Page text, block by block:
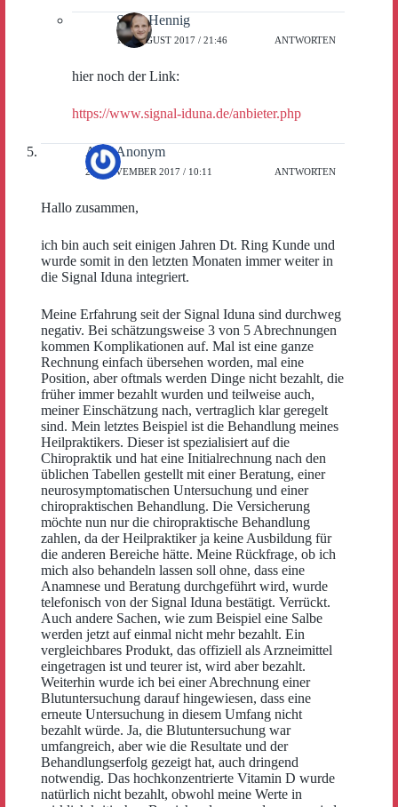
Sven Hennig
18. AUGUST 2017 / 21:46 ANTWORTEN
hier noch der Link:
https://www.signal-iduna.de/anbieter.php
Alex Anonym
23. NOVEMBER 2017 / 10:11 ANTWORTEN
Hallo zusammen,
ich bin auch seit einigen Jahren Dt. Ring Kunde und
wurde somit in den letzten Monaten immer weiter in
die Signal Iduna integriert.
Meine Erfahrung seit der Signal Iduna sind durchweg
negativ. Bei schätzungsweise 3 von 5 Abrechnungen
kommen Komplikationen auf. Mal ist eine ganze
Rechnung einfach übersehen worden, mal eine
Position, aber oftmals werden Dinge nicht bezahlt, die
früher immer bezahlt wurden und teilweise auch,
meiner Einschätzung nach, vertraglich klar geregelt
sind. Mein letztes Beispiel ist die Behandlung meines
Heilpraktikers. Dieser ist spezialisiert auf die
Chiropraktik und hat eine Initialrechnung nach den
üblichen Tabellen gestellt mit einer Beratung, einer
neurosymptomatischen Untersuchung und einer
chiropraktischen Behandlung. Die Versicherung
möchte nun nur die chiropraktische Behandlung
zahlen, da der Heilpraktiker ja keine Ausbildung für
die anderen Bereiche hätte. Meine Rückfrage, ob ich
mich also behandeln lassen soll ohne, dass eine
Anamnese und Beratung durchgeführt wird, wurde
telefonisch von der Signal Iduna bestätigt. Verrückt.
Auch andere Sachen, wie zum Beispiel eine Salbe
werden jetzt auf einmal nicht mehr bezahlt. Ein
vergleichbares Produkt, das offiziell als Arzneimittel
eingetragen ist und teurer ist, wird aber bezahlt.
Weiterhin wurde ich bei einer Abrechnung einer
Blutuntersuchung darauf hingewiesen, dass eine
erneute Untersuchung in diesem Umfang nicht
bezahlt würde. Ja, die Blutuntersuchung war
umfangreich, aber wie die Resultate und der
Behandlungserfolg gezeigt hat, auch dringend
notwendig. Das hochkonzentrierte Vitamin D wurde
natürlich nicht bezahlt, obwohl meine Werte in